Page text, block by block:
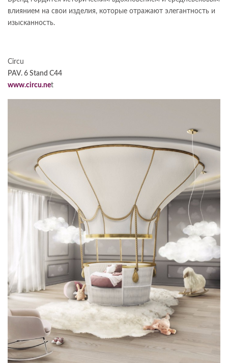
влиянием на свои изделия, которые отражают элегантность и
изысканность.
Circu
PAV. 6 Stand C44
www.circu.net